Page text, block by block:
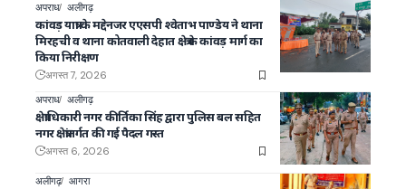
अपराध अलीगढ़
कांवड़ यात्रा के मद्देनजर एएसपी श्वेताभ पाण्डेय ने थाना
मिरहची व थाना कोतवाली देहात क्षेत्र के कांवड़ मार्ग का
किया निरीक्षण
अगस्त 7, 2026
अपराध अलीगढ़
क्षेत्राधिकारी नगर कीर्तिका सिंह द्वारा पुलिस बल सहित
नगर क्षेत्रांतर्गत की गई पैदल गस्त
अगस्त 6, 2026
अलीगढ़ आगरा